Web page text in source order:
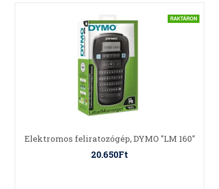
RAKTÁRON
Elektromos feliratozógép, DYMO "LM 160"
20.650Ft